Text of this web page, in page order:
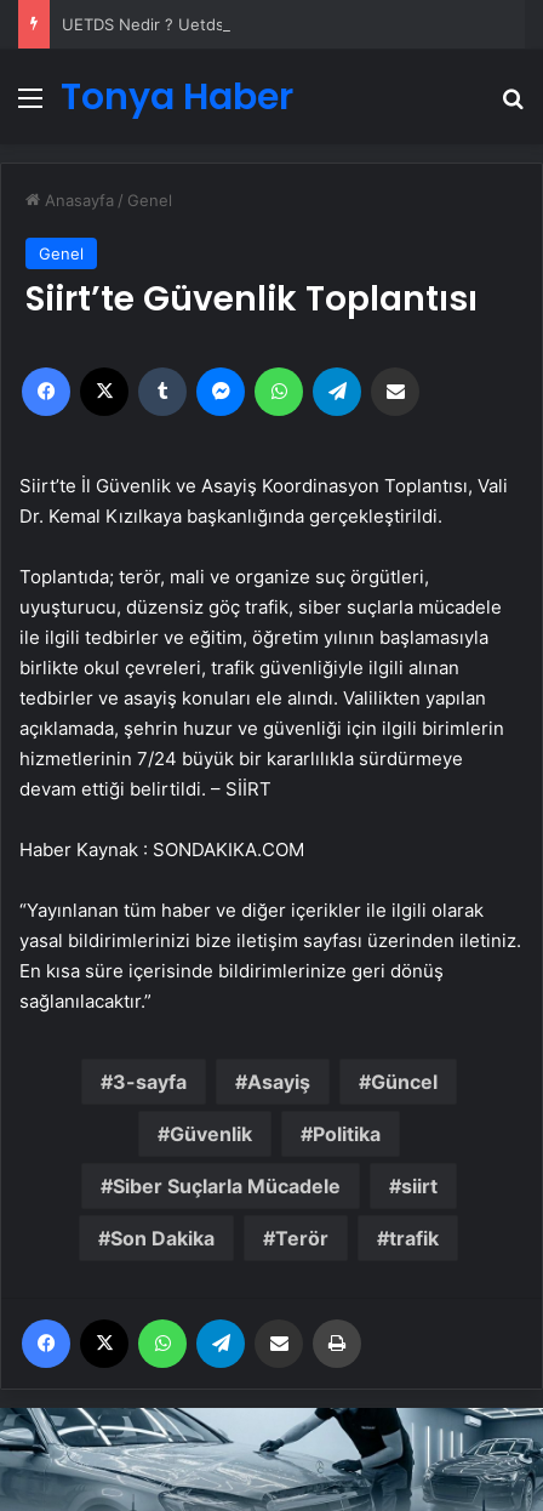
Menü
Tonya Haber
Anasayfa / Genel
Genel
Siirt’te Güvenlik Toplantısı
Facebook Tumblr MessengerWhatsApp
Siirt’te İl Güvenlik ve Asayiş Koordinasyon Toplantısı, Vali
Dr. Kemal Kızılkaya başkanlığında gerçekleştirildi.
Toplantıda; terör, mali ve organize suç örgütleri,
uyuşturucu, düzensiz göç trafik, siber suçlarla mücadele
ile ilgili tedbirler ve eğitim, öğretim yılının başlamasıyla
birlikte okul çevreleri, trafik güvenliğiyle ilgili alınan
tedbirler ve asayiş konuları ele alındı. Valilikten yapılan
açıklamada, şehrin huzur ve güvenliği için ilgili birimlerin
hizmetlerinin 7/24 büyük bir kararlılıkla sürdürmeye
devam ettiği belirtildi. – SİİRT
Haber Kaynak : SONDAKIKA.COM
“Yayınlanan tüm haber ve diğer içerikler ile ilgili olarak
yasal bildirimlerinizi bize iletişim sayfası üzerinden iletiniz.
En kısa süre içerisinde bildirimlerinize geri dönüş
sağlanılacaktır.”
3-sayfa Asayiş Güncel
Güvenlik Politika
Siber Suçlarla Mücadele siirt
Son Dakika Terör trafik
Facebook WhatsApp Email'den paylaş